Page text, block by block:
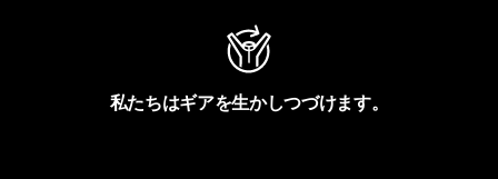
私たちはギアを生かしつづけます。